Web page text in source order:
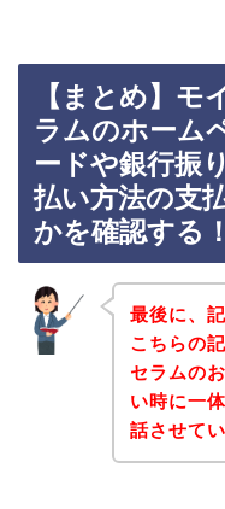
【まとめ】モ
ラムのホーム
ードや銀行振
払い方法の支
かを確認する！
最後に、
こちらの
セラムの
い時に一
話させて